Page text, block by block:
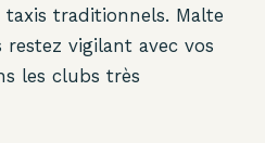
taxis traditionnels. Malte
vigilant avec vos
les clubs très